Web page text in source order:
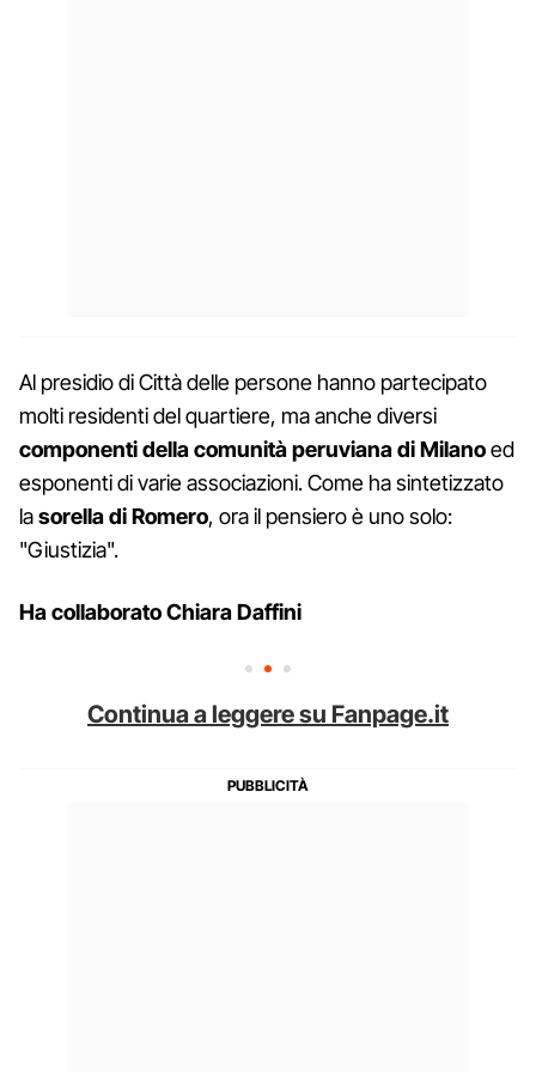
Al presidio di Città delle persone hanno partecipato
molti residenti del quartiere, ma anche diversi
componenti della comunità peruviana di Milanoed
esponenti di varie associazioni. Come ha sintetizzato
lasorella di Romero, ora il pensiero è uno solo:
"Giustizia".
Ha collaborato Chiara Daffini
Continua a leggere su Fanpage.it